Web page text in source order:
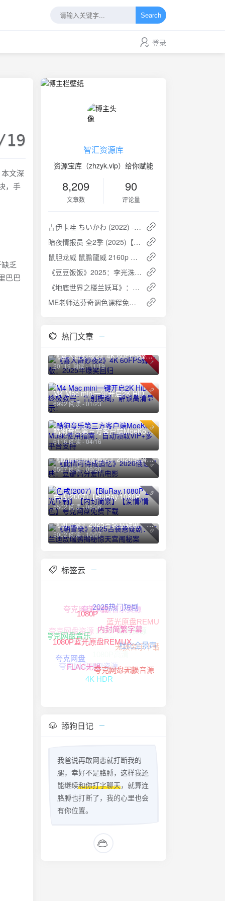
Search
登录
19
文深
，手
乏
巴巴
智汇资源库
资源宝库（zhzyk.vip）给你赋能
8,209
文章数
90
评论量
吉伊卡哇 ちいかわ (2022) - 可爱小动物的日常物语
暗夜情报员 全2季 (2025)【1080P】【内嵌中英字幕】剧情/动作/惊悚
鼠胆龙威 鼠膽龍威 2160p Remux (1995)
《豆豆饭饭》2025：李光洙与都敬秀的美食之旅，01-05期完结官方中字【韩综】
《地底世界之楼兰妖耳》：天下霸唱的奇幻探险小说，PDF+全格式
ME老师达芬奇调色课程免费下载
热门文章
1
《喜人奇妙夜2》4K 60FPS臻彩版：2025年爆笑回归
20119 阅读 - 11/19
2
M4 Mac mini一键开启2K HiDPI终极教程：告别模糊，解锁高清显示！
6992 阅读 - 01/23
3
酷狗音乐第三方客户端MoeKoe Music使用指南：自动领取VIP+多平台支持
6116 阅读 - 04/16
4
《此情可待成追忆》2020俄语经典：豆瓣高分爱情电影
5567 阅读 - 09/20
5
色戒(2007)【BluRay.1080P 蓝光压制】【内封简繁】【爱情/情色】夸克网盘免费下载
5502 阅读 - 06/06
6
《朝雪录》2025古装悬疑剧：李兰迪敖瑞鹏揭秘惊天宫闱秘案
5002 阅读 - 10/07
标签云
夸克网盘无损音乐
夸克网盘资源
夸克网盘下载
夸克网盘音乐资源
1080P高清资源
1080P高清
夸克网盘HIFI资源
夸克网盘
夸克网盘音乐
2025热门短剧
蓝光原盘REMUX
无损音乐下载
中文字幕
4K HDR
FLAC无损
1080P蓝光原盘REMUX
内封简繁字幕
杜比全景声
夸克网盘无损音源
舔狗日记
我爸说再敢网恋就打断我的
腿，幸好不是胳膊，这样我还
能继续和你打字聊天，就算连
胳膊也打断了，我的心里也会
有你位置。